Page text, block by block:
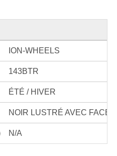
ION-WHEELS
143BTR
ÉTÉ / HIVER
NOIR LUSTRÉ AVEC FACE
N/A